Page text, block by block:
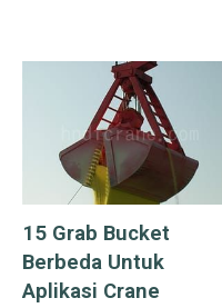
15 Grab Bucket
Berbeda Untuk
Aplikasi Crane